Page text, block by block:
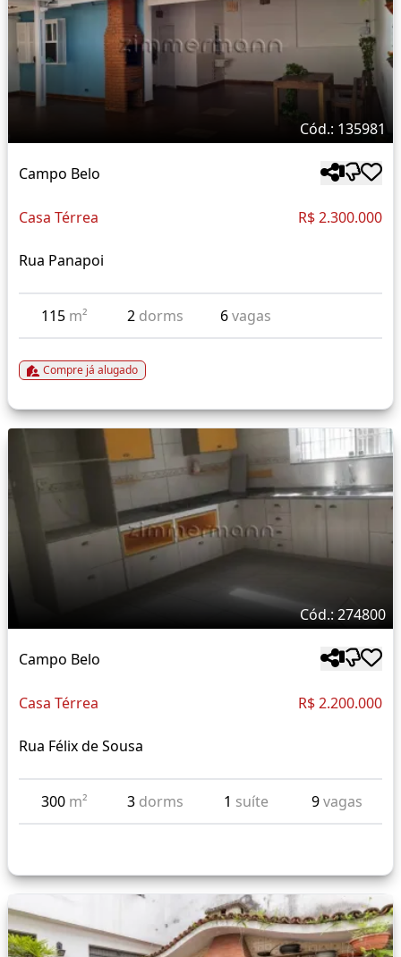
Cód.: 135981
Campo Belo
Casa Térrea R$ 2.300.000
Rua Panapoi
115 m² 2 dorms 6vagas
Compre já alugado
Cód.: 274800
Campo Belo
Casa Térrea R$ 2.200.000
Rua Félix de Sousa
300 m² 3 dorms 1 suíte 9vagas